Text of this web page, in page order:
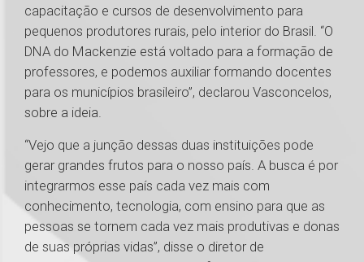
capacitação e cursos de desenvolvimento para
pequenos produtores rurais, pelo interior do Brasil. “O
DNA do Mackenzie está voltado para a formação de
professores, e podemos auxiliar formando docentes
para os municípios brasileiro”, declarou Vasconcelos,
sobre a ideia.
“Vejo que a junção dessas duas instituições pode
gerar grandes frutos para o nosso país. A busca é por
integrarmos esse país cada vez mais com
conhecimento, tecnologia, com ensino para que as
pessoas se tornem cada vez mais produtivas e donas
de suas próprias vidas”, disse o diretor de